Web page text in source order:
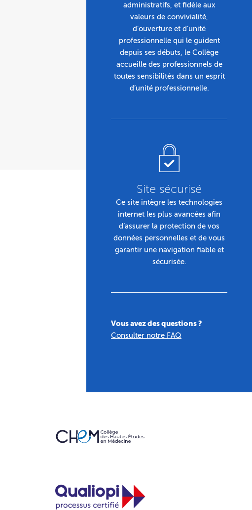
administratifs, et fidèle aux
valeurs de convivialité,
d’ouverture et d’unité
professionnelle qui le guident
depuis ses débuts, le Collège
accueille des professionnels de
toutes sensibilités dans un esprit
d’unité professionnelle.
Site sécurisé
Ce site intègre les technologies
internet les plus avancées afin
d’assurer la protection de vos
données personnelles et de vous
garantir une navigation fiable et
sécurisée.
Vous avez des questions ?
Consulter notre FAQ